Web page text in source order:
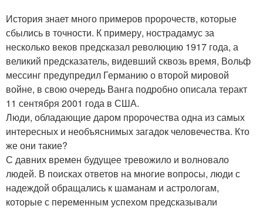
История знает много примеров пророчеств, которые
сбылись в точности. К примеру, нострадамус за
несколько веков предсказал революцию 1917 года, а
великий предсказатель, видевший сквозь время, Вольф
мессинг предупредил Германию о второй мировой
войне, в свою очередь Ванга подробно описала теракт
11 сентября 2001 года в США.
Люди, обладающие даром пророчества одна из самых
интересных и необъяснимых загадок человечества. Кто
же они такие?
С давних времен будущее тревожило и волновало
людей. В поисках ответов на многие вопросы, люди с
надеждой обращались к шаманам и астрологам,
которые с переменным успехом предсказывали